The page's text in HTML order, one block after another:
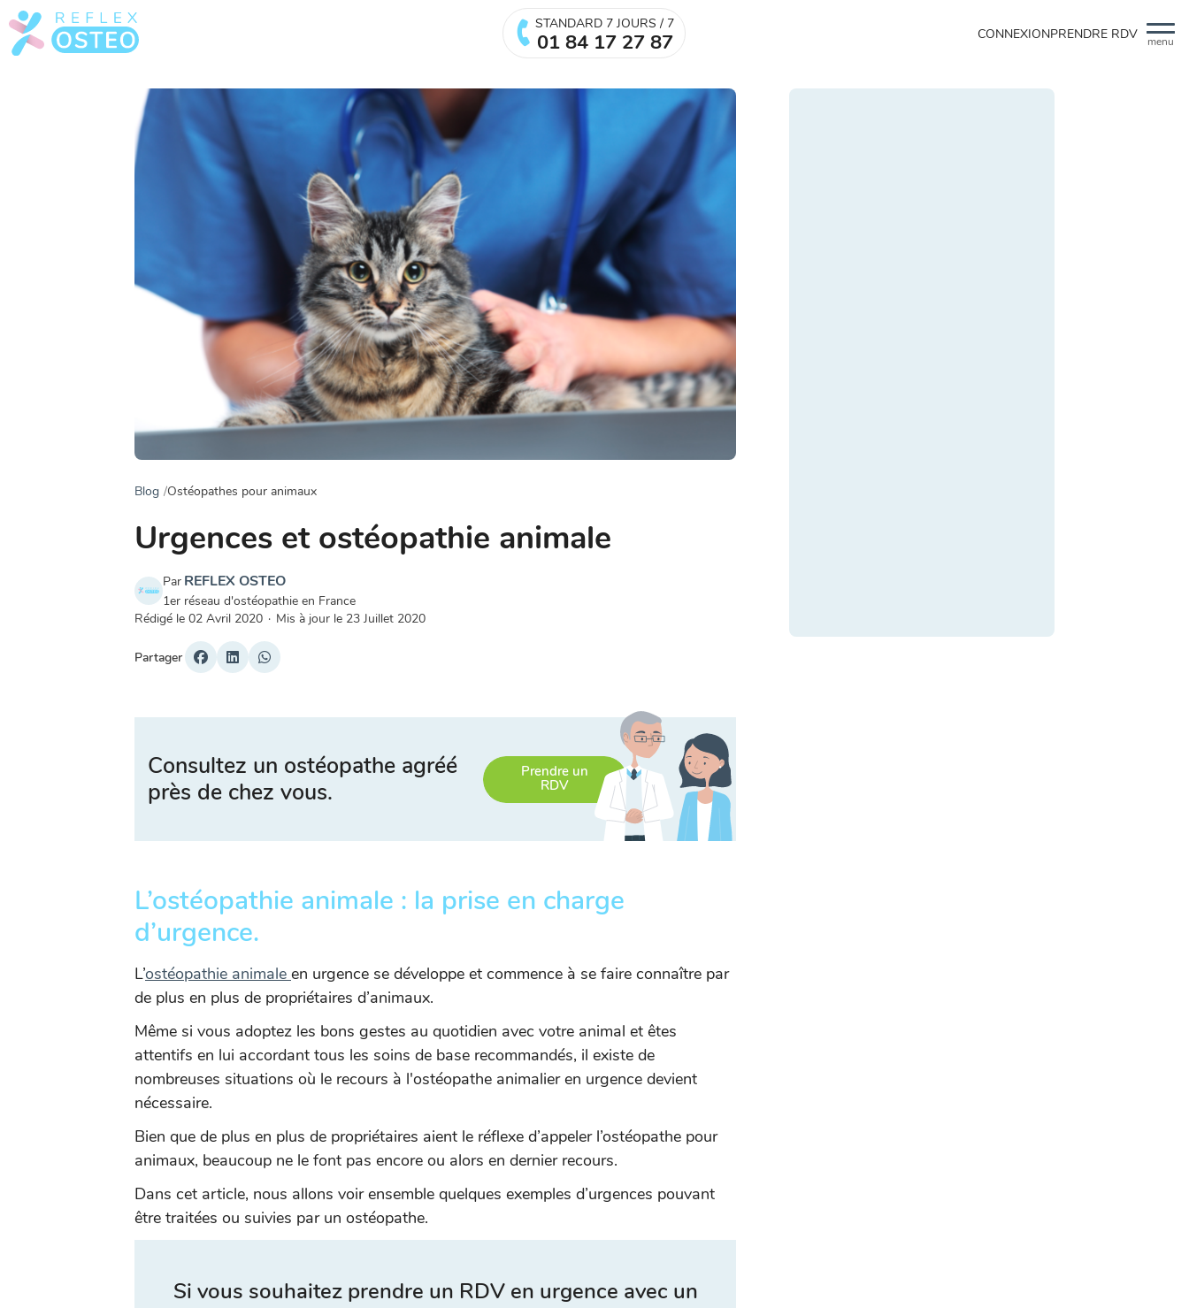
menu
STANDARD 7 JOURS / 7
01 84 17 27 87 CONNEXIONPRENDRE RDV
Blog Ostéopathes pour animaux
Urgences et ostéopathie animale
Par REFLEX OSTEO
1er réseau d'ostéopathie en France
Rédigé le 02 Avril 2020 · Mis à jour le 23 Juillet 2020
Partager
Consultez un ostéopathe agréé
près de chez vous.
Prendre un
RDV
L’ostéopathie animale : la prise en charge
d’urgence.
L’ostéopathie animale en urgence se développe et commence à se faire connaître par
de plus en plus de propriétaires d’animaux.
Même si vous adoptez les bons gestes au quotidien avec votre animal et êtes
attentifs en lui accordant tous les soins de base recommandés, il existe de
nombreuses situations où le recours à l'ostéopathe animalier en urgence devient
nécessaire.
Bien que de plus en plus de propriétaires aient le réflexe d’appeler l’ostéopathe pour
animaux, beaucoup ne le font pas encore ou alors en dernier recours.
Dans cet article, nous allons voir ensemble quelques exemples d’urgences pouvant
être traitées ou suivies par un ostéopathe.
Si vous souhaitez prendre un RDV en urgence avec un